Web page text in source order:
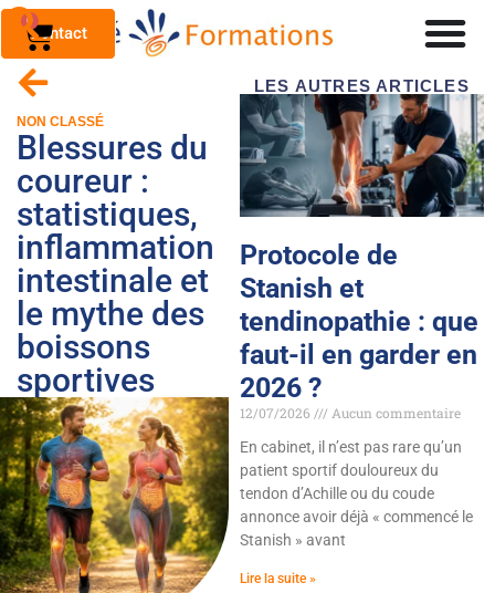
Contact
0
NON CLASSÉ
Blessures du
coureur :
statistiques,
inflammation
intestinale et
le mythe des
boissons
sportives
LES AUTRES ARTICLES
Protocole de
Stanish et
tendinopathie : que
faut-il en garder en
2026 ?
12/07/2026
Aucun commentaire
En cabinet, il n’est pas rare qu’un
patient sportif douloureux du
tendon d’Achille ou du coude
annonce avoir déjà « commencé le
Stanish » avant
Lire la suite »